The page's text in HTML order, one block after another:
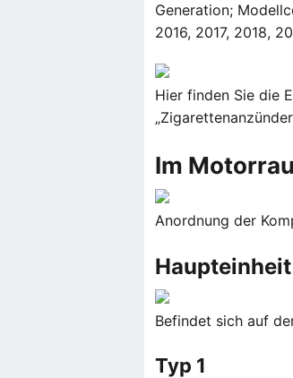
Generation;
2016, 2017, 2018,
Hier finden Sie die
Im
Anordnung der
Haupteinheit
Befindet sich auf
Typ 1